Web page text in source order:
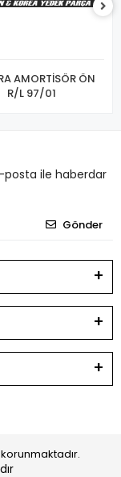
AMORTİSÖR ÖN
R/L 97/01
posta ile haberdar
Gönder